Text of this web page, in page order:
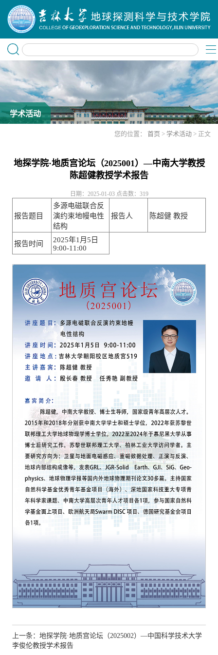
学术活动
您的位置： 首页 > 学术活动 > 正文
地探学院·地质宫论坛（2025001）—中南大学教授
陈超健教授学术报告
日期：2025-01-03 点击数： 319
报告题目
多源电磁联合反
演约束地幔电性
结构
报告人 陈超健 教授
报告时间
2025年1月5日
9:00-11:00
上一条：地探学院·地质宫论坛（2025002）—中国科学技术大学
李俊伦教授学术报告